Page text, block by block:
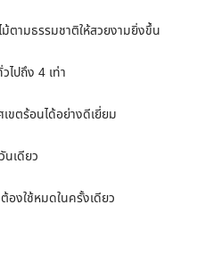
ม้ตามธรรมชาติให้สวยงามยิ่งขึ้น
ปถึง 4 เท่า
ขตร้อนได้อย่างดีเยี่ยม
นเดียว
ต้องใช้หมดในครั้งเดียว